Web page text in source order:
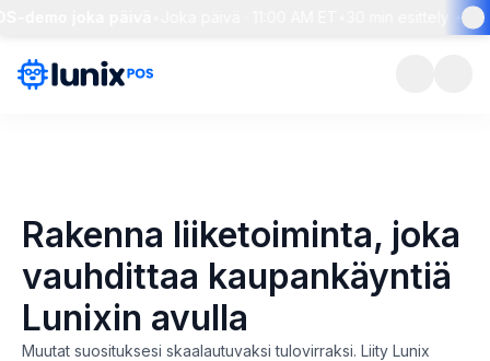
30 min esittely + live-
Rakenna liiketoiminta, joka
vauhdittaa kaupankäyntiä
Lunixin avulla
Muutat suosituksesi skaalautuvaksi tulovirraksi. Liity Lunix